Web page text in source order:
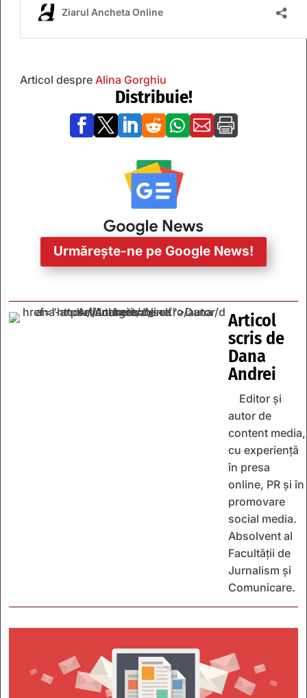
Articol despre Alina Gorghiu
Distribuie!
      
Urmărește-ne pe Google News!
Articol
scris de
Dana
Andrei
Editor și
autor de
content media,
cu experiență
în presa
online, PR și în
promovare
social media.
Absolvent al
Facultății de
Jurnalism și
Comunicare.